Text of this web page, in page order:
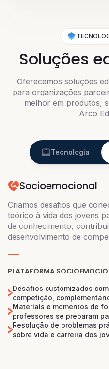
Soluções
Oferecemos soluções
para organizações
melhor em produtos,
Arco
Tecnologia
Socioemocional
Criamos desafios que
teórico à vida dos jovens
de conhecimento,
desenvolvimento de
PLATAFORMA
Desafios customizados
competição,
Materiais e momentos de
professores se preparam
Resolução de problemas
sobre vida e carreira dos